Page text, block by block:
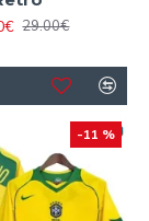
29.00€
-11 %